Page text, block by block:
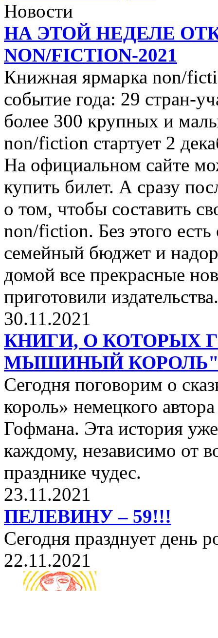
Новости
НА ЭТОЙ НЕДЕЛЕ
NON/FICTION-2021
Книжная ярмарка non/
событие года: 29 стран-
более 300 крупных и
non/fiction стартует 2
На официальном сайте
купить билет. А сразу
о том, чтобы составить
non/fiction. Без этого есть
семейный бюджет и
домой все прекрасные
приготовили издательства.
30.11.2021
КНИГИ, О КОТОРЫХ
МЫШИНЫЙ
Сегодня поговорим о
король» немецкого
Гофмана. Эта история
каждому, независимо от
празднике чудес.
23.11.2021
ПЕЛЕВИНУ – 59!!!
Сегодня празднует день
22.11.2021